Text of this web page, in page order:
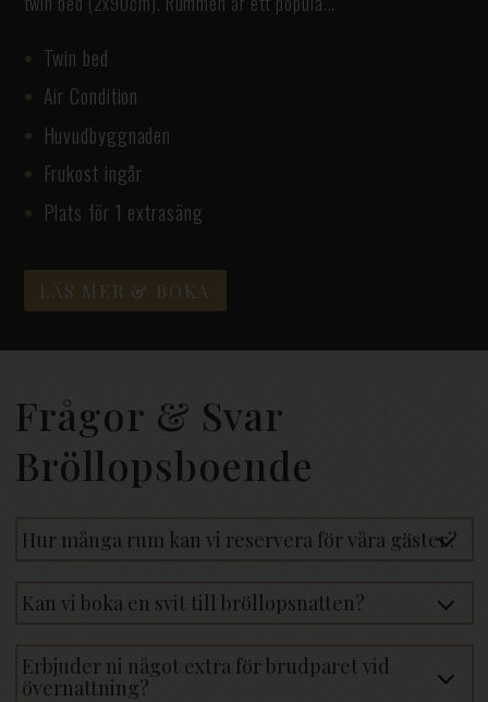
Twin bed
Air Condition
Huvudbyggnaden
Frukost ingår
Plats för 1 extrasäng
LÄS MER & BOKA
Frågor & Svar
Bröllopsboende
Hur många rum kan vi reservera för våra gäster?
Kan vi boka en svit till bröllopsnatten?
Erbjuder ni något extra för brudparet vid
övernattning?